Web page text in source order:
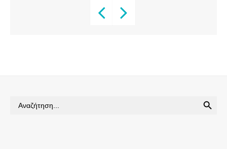
Search
for: